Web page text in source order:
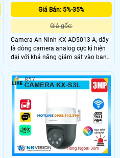
Giá Bán: 5%-35%
Giá gốc:
Camera An Ninh KX-AD5013-A, đây
là dòng camera analog cực kì hiện
đại với khả năng giám sát vào ban
đêm cực kì ấn tượng lên đến 80m,
với chất liệu kim loại và nhựa mang
lại sự chắc chắn, tích hợp micro
giúp thu ấm cực kì ấn tượng.
857